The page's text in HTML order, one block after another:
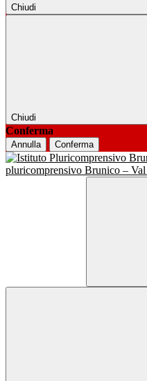
Chiudi
Chiudi
Conferma
Annulla Conferma
pluricomprensivo Brunico – Val